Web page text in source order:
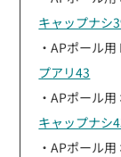
キャップナシ
・APポール
プアリ43
・APポール
キャップナシ
・APポール